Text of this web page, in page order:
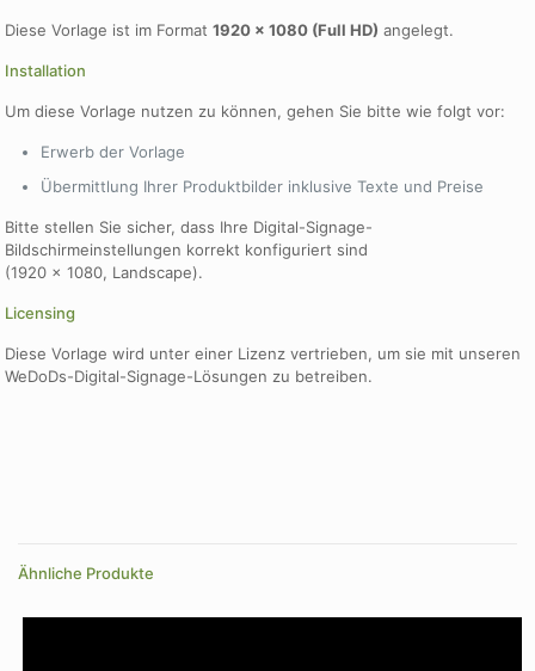
Diese Vorlage ist im Format1920 × 1080 (Full HD) angelegt.
Installation
Um diese Vorlage nutzen zu können, gehen Sie bitte wie folgt vor:
Erwerb der Vorlage
Übermittlung Ihrer Produktbilder inklusive Texte und Preise
Bitte stellen Sie sicher, dass Ihre Digital-Signage-
Bildschirmeinstellungen korrekt konfiguriert sind
(1920 × 1080, Landscape).
Licensing
Diese Vorlage wird unter einer Lizenz vertrieben, um sie mit unseren
WeDoDs-Digital-Signage-Lösungen zu betreiben.
Ähnliche Produkte